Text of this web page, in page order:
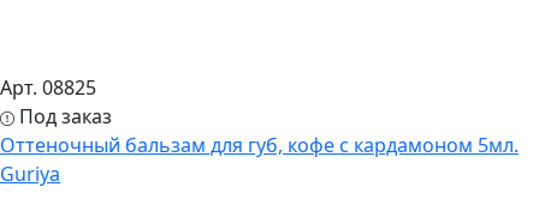
Арт. 08825
Под заказ
Оттеночный бальзам для губ, кофе с кардамоном 5мл.
Guriya